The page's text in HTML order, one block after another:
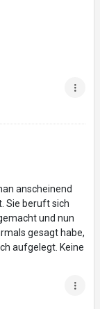
anscheinend
Sie beruft sich
und nun
gesagt habe,
aufgelegt. Keine